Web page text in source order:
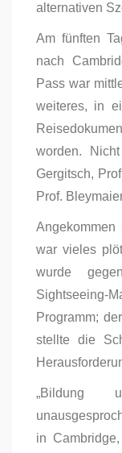
alternativen
Am fünften
nach
Pass war
weiteres, in
worden.
Gergitsch,
Prof.
Angekommen
war vieles
wurde
Sightseeing-
Programm;
stellte die
„Bildung
in